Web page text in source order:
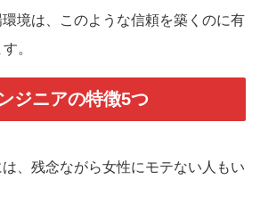
境は、このような信頼を築くのに有
。
ジニアの特徴5つ
、残念ながら女性にモテない人もい